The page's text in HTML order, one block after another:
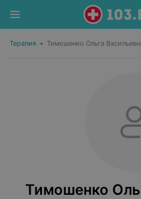
Терапия • Тимошенко Ольга
Тимошенко